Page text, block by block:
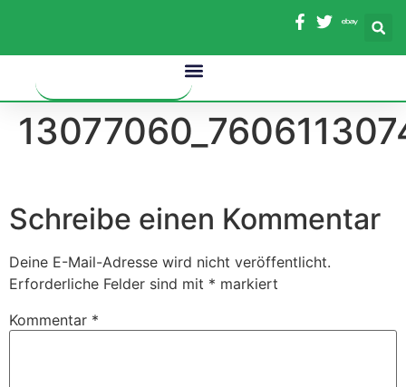
Schreibe einen Kommentar
Deine E-Mail-Adresse wird nicht veröffentlicht.
Erforderliche Felder sind mit * markiert
Kommentar *